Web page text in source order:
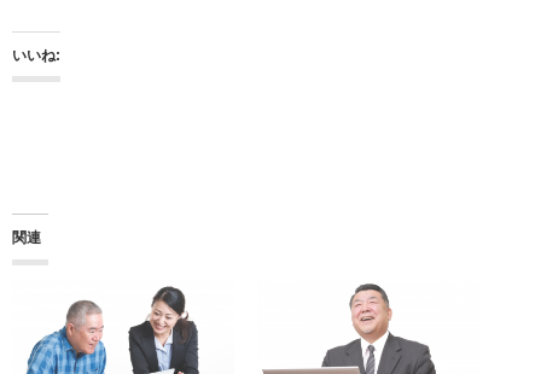
いいね:
関連